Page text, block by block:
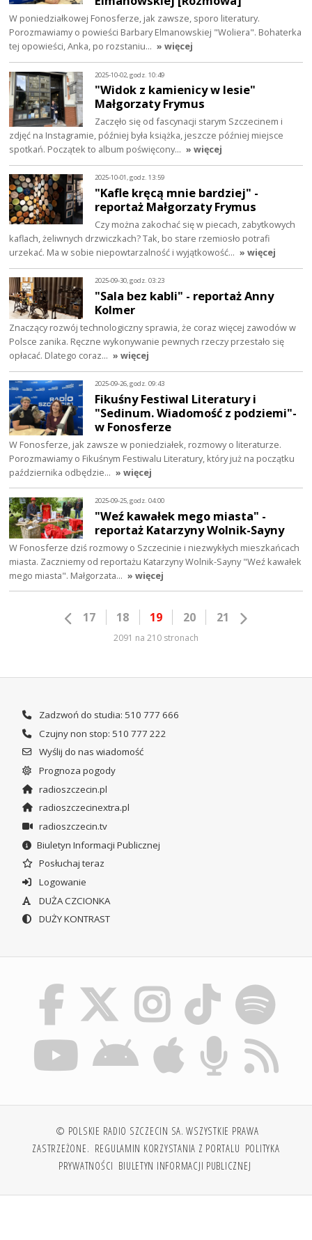
W poniedziałkowej Fonosferze, jak zawsze, sporo literatury.
Porozmawiamy o powieści Barbary Elmanowskiej "Woliera". Bohaterka
tej opowieści, Anka, po rozstaniu… » więcej
2025-10-02, godz. 10:49
"Widok z kamienicy w lesie"
Małgorzaty Frymus
Zaczęło się od fascynacji starym Szczecinem i
zdjęć na Instagramie, później była książka, jeszcze później miejsce
spotkań. Początek to album poświęcony… » więcej
2025-10-01, godz. 13:59
"Kafle kręcą mnie bardziej" -
reportaż Małgorzaty Frymus
Czy można zakochać się w piecach, zabytkowych
kaflach, żeliwnych drzwiczkach? Tak, bo stare rzemiosło potrafi
urzekać. Ma w sobie niepowtarzalność i wyjątkowość… » więcej
2025-09-30, godz. 03:23
"Sala bez kabli" - reportaż Anny
Kolmer
Znaczący rozwój technologiczny sprawia, że coraz więcej zawodów w
Polsce zanika. Ręczne wykonywanie pewnych rzeczy przestało się
opłacać. Dlatego coraz… » więcej
2025-09-26, godz. 09:43
Fikuśny Festiwal Literatury i
"Sedinum. Wiadomość z podziemi"-
w Fonosferze
W Fonosferze, jak zawsze w poniedziałek, rozmowy o literaturze.
Porozmawiamy o Fikuśnym Festiwalu Literatury, który już na początku
października odbędzie… » więcej
2025-09-25, godz. 04:00
"Weź kawałek mego miasta" -
reportaż Katarzyny Wolnik-Sayny
W Fonosferze dziś rozmowy o Szczecinie i niezwykłych mieszkańcach
miasta. Zaczniemy od reportażu Katarzyny Wolnik-Sayny "Weź kawałek
mego miasta". Małgorzata… » więcej
17 18 19 20 21
2091 na 210 stronach
Zadzwoń do studia: 510 777 666
Czujny non stop: 510 777 222
Wyślij do nas wiadomość
Prognoza pogody
radioszczecin.pl
radioszczecinextra.pl
radioszczecin.tv
Biuletyn Informacji Publicznej
Posłuchaj teraz
Logowanie
DUŻA CZCIONKA
DUŻY KONTRAST
© POLSKIE RADIO SZCZECIN SA. WSZYSTKIE PRAWA
ZASTRZEŻONE. REGULAMIN KORZYSTANIA Z PORTALU POLITYKA
PRYWATNOŚCI BIULETYN INFORMACJI PUBLICZNEJ